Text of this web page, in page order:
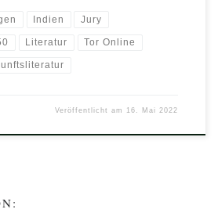
Indien Jury
Literatur Tor Online
Veröffentlicht am 16. Mai 2022